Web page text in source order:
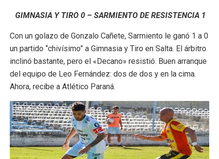
GIMNASIA Y TIRO 0 – SARMIENTO DE RESISTENCIA 1
Con un golazo de Gonzalo Cañete, Sarmiento le ganó 1 a 0
un partido “chivísimo” a Gimnasia y Tiro en Salta. El árbitro
inclinó bastante, pero el «Decano» resistió. Buen arranque
del equipo de Leo Fernández: dos de dos y en la cima.
Ahora, recibe a Atlético Paraná.